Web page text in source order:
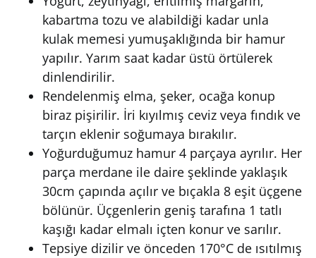
kabartma tozu ve alabildiği kadar unla
kulak memesi yumuşaklığında bir hamur
yapılır. Yarım saat kadar üstü örtülerek
dinlendirilir.
Rendelenmiş elma, şeker, ocağa konup
biraz pişirilir. İri kıyılmış ceviz veya fındık ve
tarçın eklenir soğumaya bırakılır.
Yoğurduğumuz hamur 4 parçaya ayrılır. Her
parça merdane ile daire şeklinde yaklaşık
30cm çapında açılır ve bıçakla 8 eşit üçgene
bölünür. Üçgenlerin geniş tarafına 1 tatlı
kaşığı kadar elmalı içten konur ve sarılır.
Tepsiye dizilir ve önceden 170°C de ısıtılmış